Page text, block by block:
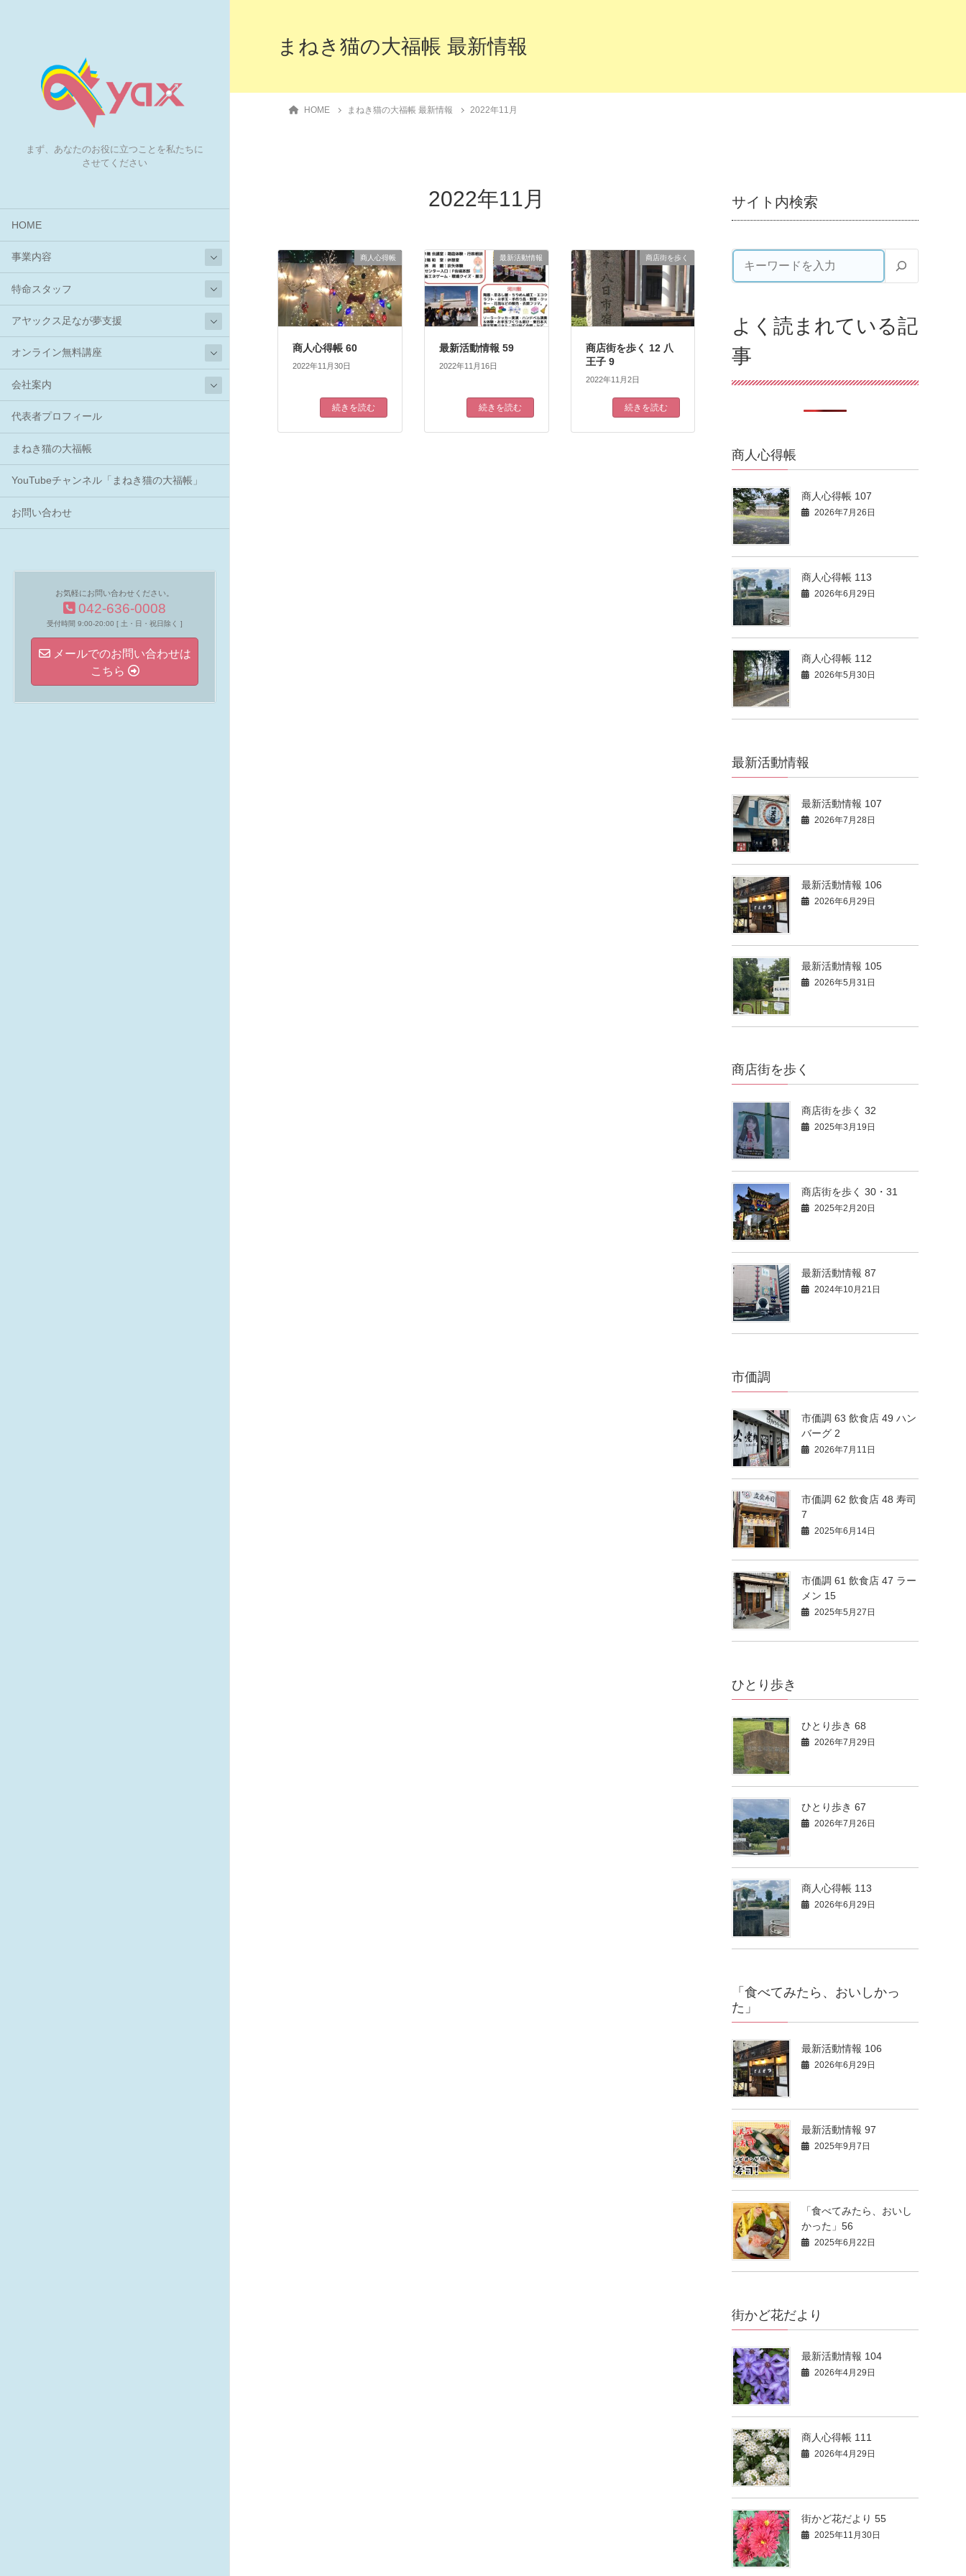
まず、あなたのお役に立つことを私たちに
させてください
HOME
事業内容
特命スタッフ
アヤックス足なが夢支援
オンライン無料講座
会社案内
代表者プロフィール
まねき猫の大福帳
YouTubeチャンネル「まねき猫の大福帳」
お問い合わせ
お気軽にお問い合わせください。
042-636-0008
受付時間 9:00-20:00 [ 土・日・祝日除く ]
メールでのお問い合わせは
こちら
まねき猫の大福帳 最新情報
HOME まねき猫の大福帳 最新情報 2022年11月
2022年11月
商人心得帳
商人心得帳 60
2022年11月30日
続きを読む
最新活動情報
最新活動情報 59
2022年11月16日
続きを読む
商店街を歩く
商店街を歩く 12 八
王子 9
2022年11月2日
続きを読む
サイト内検索
よく読まれている記
事
商人心得帳
商人心得帳 107
2026年7月26日
商人心得帳 113
2026年6月29日
商人心得帳 112
2026年5月30日
最新活動情報
最新活動情報 107
2026年7月28日
最新活動情報 106
2026年6月29日
最新活動情報 105
2026年5月31日
商店街を歩く
商店街を歩く 32
2025年3月19日
商店街を歩く 30・31
2025年2月20日
最新活動情報 87
2024年10月21日
市価調
市価調 63 飲食店 49 ハン
バーグ 2
2026年7月11日
市価調 62 飲食店 48 寿司
7
2025年6月14日
市価調 61 飲食店 47 ラー
メン 15
2025年5月27日
ひとり歩き
ひとり歩き 68
2026年7月29日
ひとり歩き 67
2026年7月26日
商人心得帳 113
2026年6月29日
「食べてみたら、おいしかっ
た」
最新活動情報 106
2026年6月29日
最新活動情報 97
2025年9月7日
「食べてみたら、おいし
かった」56
2025年6月22日
街かど花だより
最新活動情報 104
2026年4月29日
商人心得帳 111
2026年4月29日
街かど花だより 55
2025年11月30日